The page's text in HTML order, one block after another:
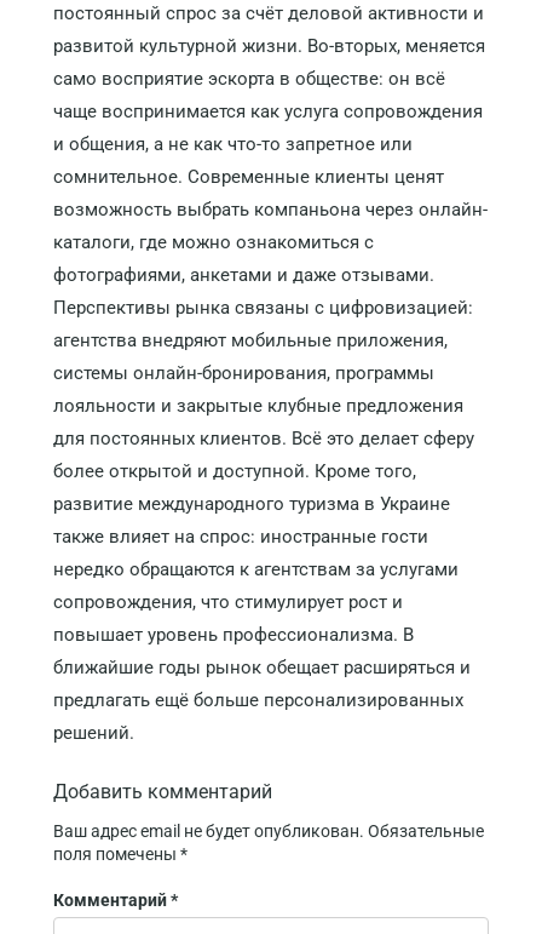
постоянный спрос за счёт деловой активности и
развитой культурной жизни. Во-вторых, меняется
само восприятие эскорта в обществе: он всё
чаще воспринимается как услуга сопровождения
и общения, а не как что-то запретное или
сомнительное. Современные клиенты ценят
возможность выбрать компаньона через онлайн-
каталоги, где можно ознакомиться с
фотографиями, анкетами и даже отзывами.
Перспективы рынка связаны с цифровизацией:
агентства внедряют мобильные приложения,
системы онлайн-бронирования, программы
лояльности и закрытые клубные предложения
для постоянных клиентов. Всё это делает сферу
более открытой и доступной. Кроме того,
развитие международного туризма в Украине
также влияет на спрос: иностранные гости
нередко обращаются к агентствам за услугами
сопровождения, что стимулирует рост и
повышает уровень профессионализма. В
ближайшие годы рынок обещает расширяться и
предлагать ещё больше персонализированных
решений.
Добавить комментарий
Ваш адрес email не будет опубликован. Обязательные
поля помечены *
Комментарий*